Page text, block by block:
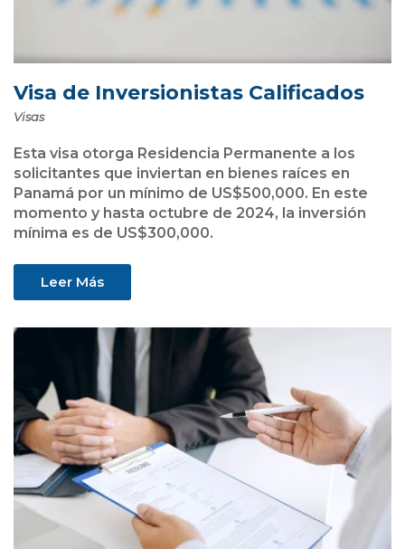
Visa de Inversionistas Calificados
Visas
Esta visa otorga Residencia Permanente a los
solicitantes que inviertan en bienes raíces en
Panamá por un mínimo de US$500,000. En este
momento y hasta octubre de 2024, la inversión
mínima es de US$300,000.
Leer Más